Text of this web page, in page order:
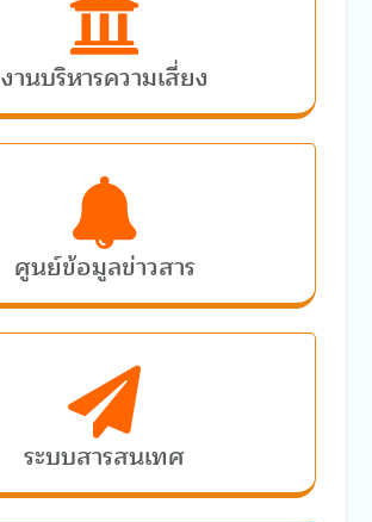
งานบริหารความเสี่ยง
ศูนย์ข้อมูลข่าวสาร
ระบบสารสนเทศ